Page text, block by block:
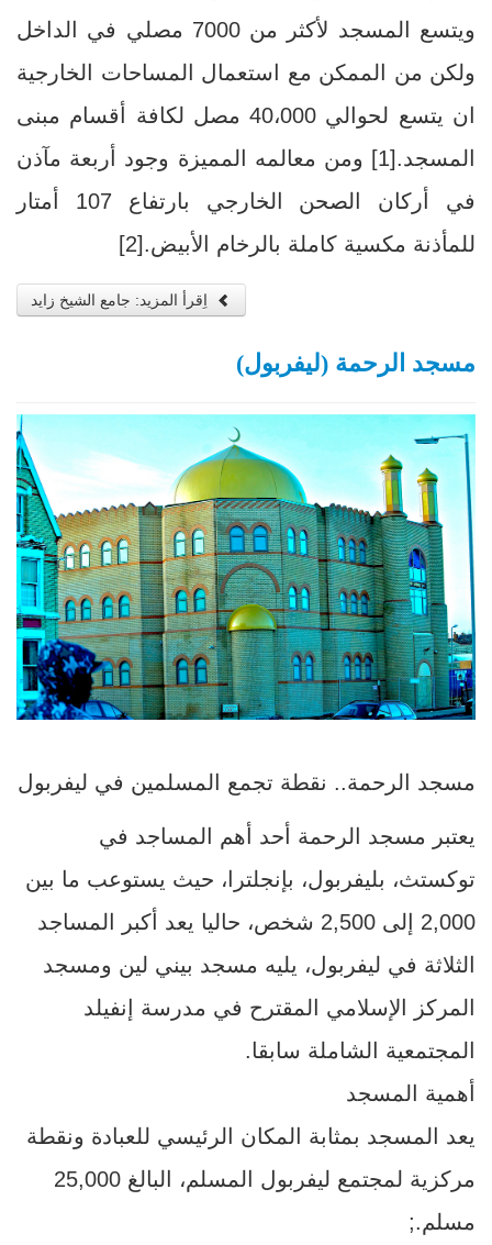
ويتسع المسجد لأكثر من 7000 مصلي في الداخل
ولكن من الممكن مع استعمال المساحات الخارجية
ان يتسع لحوالي 40،000 مصل لكافة أقسام مبنى
المسجد.[1] ومن معالمه المميزة وجود أربعة مآذن
في أركان الصحن الخارجي بارتفاع 107 أمتار
للمأذنة مكسية كاملة بالرخام الأبيض.[2]
اِقرأ المزيد: جامع الشيخ زايد
مسجد الرحمة (ليفربول)
مسجد الرحمة.. نقطة تجمع المسلمين في ليفربول
يعتبر مسجد الرحمة أحد أهم المساجد في
توكستث، بليفربول، بإنجلترا، حيث يستوعب ما بين
2,000 إلى 2,500 شخص، حاليا يعد أكبر المساجد
الثلاثة في ليفربول، يليه مسجد بيني لين ومسجد
المركز الإسلامي المقترح في مدرسة إنفيلد
المجتمعية الشاملة سابقا.
أهمية المسجد
يعد المسجد بمثابة المكان الرئيسي للعبادة ونقطة
مركزية لمجتمع ليفربول المسلم، البالغ 25,000
مسلم.;